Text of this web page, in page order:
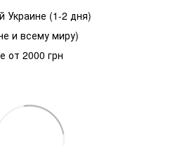
Украине (1-2 дня)
и всему миру)
от 2000 грн